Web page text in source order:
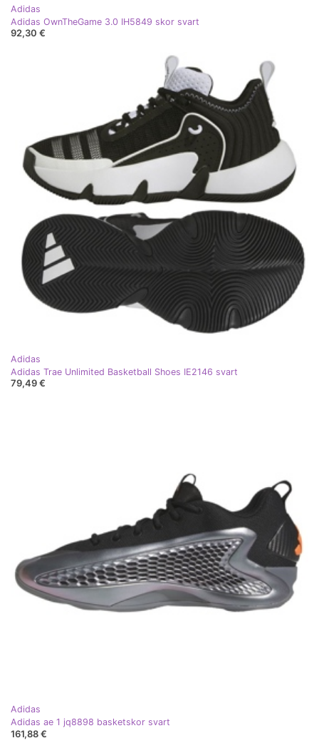
Adidas
Adidas OwnTheGame 3.0 IH5849 skor svart
92,30 €
Adidas
Adidas Trae Unlimited Basketball Shoes IE2146 svart
79,49 €
Adidas
Adidas ae 1 jq8898 basketskor svart
161,88 €